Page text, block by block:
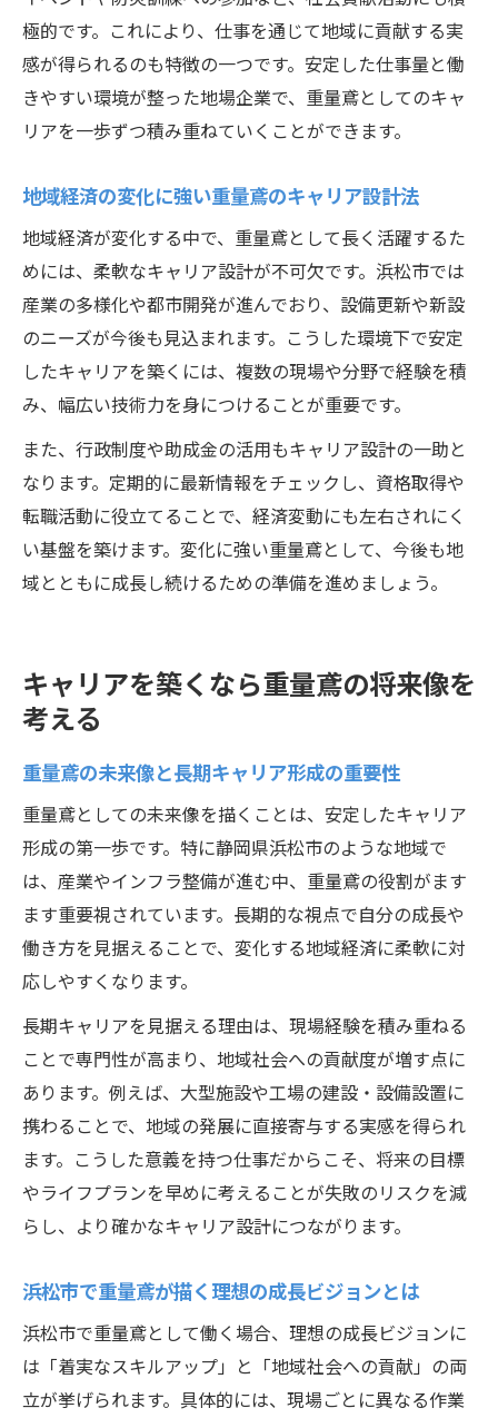
極的です。これにより、仕事を通じて地域に貢献する実
感が得られるのも特徴の一つです。安定した仕事量と働
きやすい環境が整った地場企業で、重量鳶としてのキャ
リアを一歩ずつ積み重ねていくことができます。
地域経済の変化に強い重量鳶のキャリア設計法
地域経済が変化する中で、重量鳶として長く活躍するた
めには、柔軟なキャリア設計が不可欠です。浜松市では
産業の多様化や都市開発が進んでおり、設備更新や新設
のニーズが今後も見込まれます。こうした環境下で安定
したキャリアを築くには、複数の現場や分野で経験を積
み、幅広い技術力を身につけることが重要です。
また、行政制度や助成金の活用もキャリア設計の一助と
なります。定期的に最新情報をチェックし、資格取得や
転職活動に役立てることで、経済変動にも左右されにく
い基盤を築けます。変化に強い重量鳶として、今後も地
域とともに成長し続けるための準備を進めましょう。
キャリアを築くなら重量鳶の将来像を
考える
重量鳶の未来像と長期キャリア形成の重要性
重量鳶としての未来像を描くことは、安定したキャリア
形成の第一歩です。特に静岡県浜松市のような地域で
は、産業やインフラ整備が進む中、重量鳶の役割がます
ます重要視されています。長期的な視点で自分の成長や
働き方を見据えることで、変化する地域経済に柔軟に対
応しやすくなります。
長期キャリアを見据える理由は、現場経験を積み重ねる
ことで専門性が高まり、地域社会への貢献度が増す点に
あります。例えば、大型施設や工場の建設・設備設置に
携わることで、地域の発展に直接寄与する実感を得られ
ます。こうした意義を持つ仕事だからこそ、将来の目標
やライフプランを早めに考えることが失敗のリスクを減
らし、より確かなキャリア設計につながります。
浜松市で重量鳶が描く理想の成長ビジョンとは
浜松市で重量鳶として働く場合、理想の成長ビジョンに
は「着実なスキルアップ」と「地域社会への貢献」の両
立が挙げられます。具体的には、現場ごとに異なる作業